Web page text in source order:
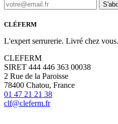
CLÉFERM
L'expert serrurerie. Livré chez
CLEFERM
SIRET 444 446 363 00038
2 Rue de la Paroisse
78400 Chatou, France
01 47 21 21 38
clf@cleferm.fr